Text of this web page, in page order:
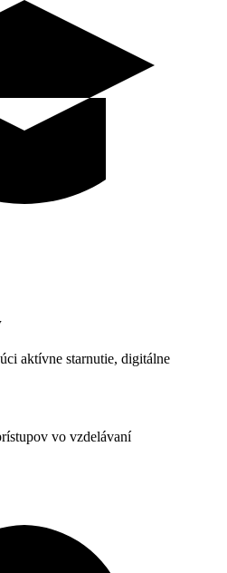
aktívne starnutie, digitálne